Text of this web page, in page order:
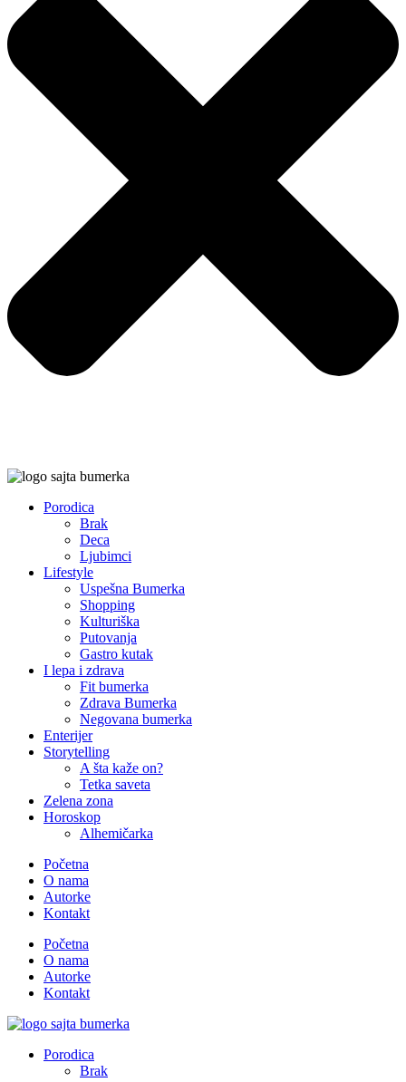
Porodica
Brak
Deca
Ljubimci
Lifestyle
Uspešna Bumerka
Shopping
Kulturiška
Putovanja
Gastro kutak
I lepa i zdrava
Fit bumerka
Zdrava Bumerka
Negovana bumerka
Enterijer
Storytelling
A šta kaže on?
Tetka saveta
Zelena zona
Horoskop
Alhemičarka
Početna
O nama
Autorke
Kontakt
Početna
O nama
Autorke
Kontakt
Porodica
Brak